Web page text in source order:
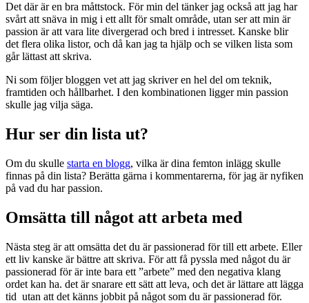
Det där är en bra måttstock. För min del tänker jag också att jag har
svårt att snäva in mig i ett allt för smalt område, utan ser att min är
passion är att vara lite divergerad och bred i intresset. Kanske blir
det flera olika listor, och då kan jag ta hjälp och se vilken lista som
går lättast att skriva.
Ni som följer bloggen vet att jag skriver en hel del om teknik,
framtiden och hållbarhet. I den kombinationen ligger min passion
skulle jag vilja säga.
Hur ser din lista ut?
Om du skulle starta en blogg, vilka är dina femton inlägg skulle
finnas på din lista? Berätta gärna i kommentarerna, för jag är nyfiken
på vad du har passion.
Omsätta till något att arbeta med
Nästa steg är att omsätta det du är passionerad för till ett arbete. Eller
ett liv kanske är bättre att skriva. För att få pyssla med något du är
passionerad för är inte bara ett ”arbete” med den negativa klang
ordet kan ha. det är snarare ett sätt att leva, och det är lättare att lägga
tid utan att det känns jobbit på något som du är passionerad för.